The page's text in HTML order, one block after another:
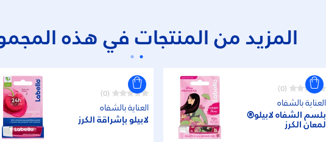
المزيد من المنتجات في هذه
(0)
العناية بالشفاه
بلسم الشفاه لابيلو®
لمعان الكرز
(0)
العناية بالشفاه
لابيلو بإشراقة الكرز